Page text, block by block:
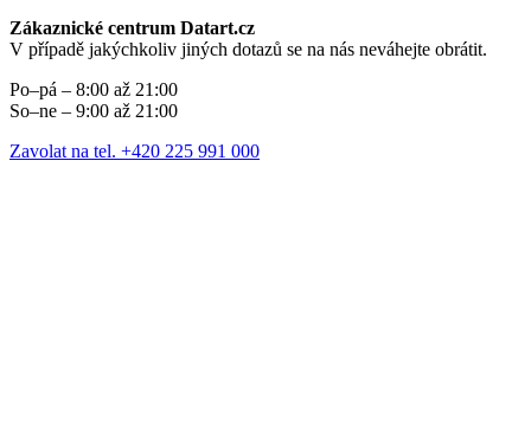
Zákaznické centrum Datart.cz
V případě jakýchkoliv jiných dotazů se na nás neváhejte obrátit.
Po–pá – 8:00 až 21:00
So–ne – 9:00 až 21:00
Zavolat na tel. +420 225 991 000